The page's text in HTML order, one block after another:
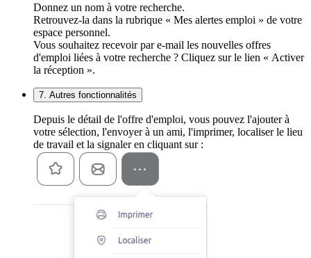
Donnez un nom à votre recherche.
Retrouvez-la dans la rubrique « Mes alertes emploi » de votre
espace personnel.
Vous souhaitez recevoir par e-mail les nouvelles offres
d'emploi liées à votre recherche ? Cliquez sur le lien « Activer
la réception ».
7. Autres fonctionnalités
Depuis le détail de l'offre d'emploi, vous pouvez l'ajouter à
votre sélection, l'envoyer à un ami, l'imprimer, localiser le lieu
de travail et la signaler en cliquant sur :